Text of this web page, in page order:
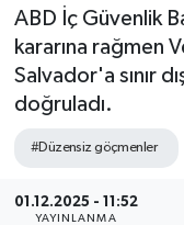
ABD İç Güvenlik
kararına rağmen
Salvador'a sınır
doğruladı.
#Düzensiz göçmenler
01.12.2025 - 11:52
YAYINLANMA
Genel
Gündem
Sağlık
Tüm
Son Dakika